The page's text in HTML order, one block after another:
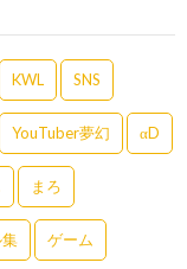
KWL SNS
YouTuber夢幻 αD
まろ
ゲーム